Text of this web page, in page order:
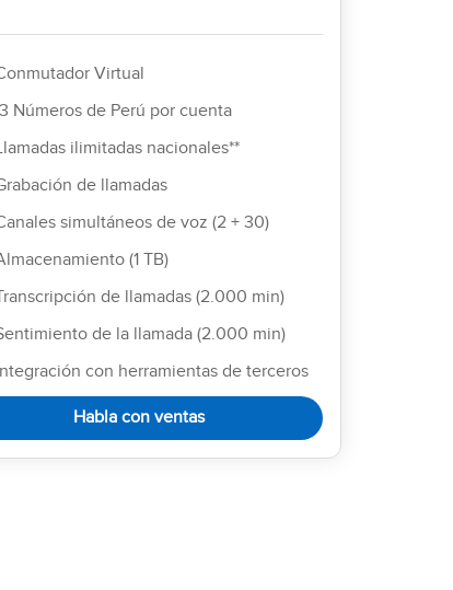
Virtual
3 Números de Perú por cuenta
ilimitadas nacionales**
de llamadas
simultáneos de voz (2 + 30)
(1 TB)
de llamadas (2.000 min)
de la llamada (2.000 min)
con herramientas de terceros
Habla con ventas